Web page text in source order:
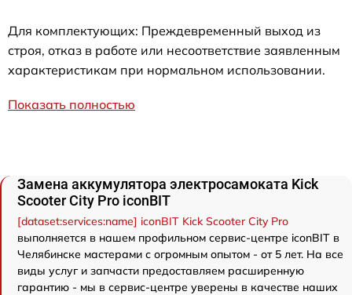
Для комплектующих: Преждевременный выход из
строя, отказ в работе или несоответствие заявленным
характеристикам при нормальном использовании.
Показать полностью
Замена аккумулятора электросамоката Kick
Scooter City Pro iconBIT
[dataset:services:name] iconBIT Kick Scooter City Pro
выполняется в нашем профильном сервис-центре iconBIT в
Челябинске мастерами с огромным опытом - от 5 лет. На все
виды услуг и запчасти предоставляем расширенную
гарантию - мы в сервис-центре уверены в качестве наших